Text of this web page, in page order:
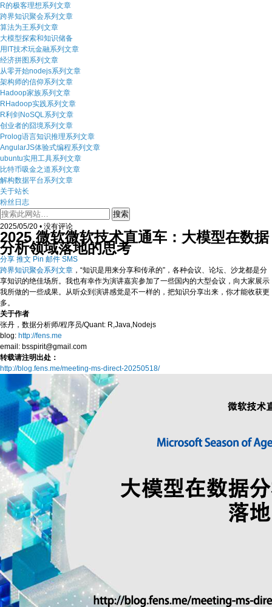
R的极客理想系列文章
跨界知识聚会系列文章
算法为王系列文章
大模型探索和知识储备
用IT技术玩金融系列文章
经济拼图系列文章
从零开始nodejs系列文章
架构师的信仰系列文章
Hadoop家族系列文章
RHadoop实践系列文章
R利剑NoSQL系列文章
创业者的囧境系列文章
Prolog语言知识推理系列文章
AngularJS体验式编程系列文章
ubuntu实用工具系列文章
比特币吸金之道系列文章
解构数据平台系列文章
关于站长
粉丝日志
2025/05/20 • 没有评论
2025 微软微软技术直通车：大模型在数据
分析领域落地的思考
分享 推文 Pin 邮件 SMS
跨界知识聚会系列文章 ，“知识是用来分享和传承的”，各种会议、论坛、沙龙都是分
享知识的绝佳场所。我也有幸作为演讲嘉宾参加了一些国内的大型会议，向大家展示
我所做的一些成果。从听众到演讲感觉是不一样的，把知识分享出来，你才能收获更
多。
关于作者
张丹，数据分析师/程序员/Quant: R,Java,Nodejs
blog: http://fens.me
email: bsspirit@gmail.com
转载请注明出处：
http://blog.fens.me/meeting-ms-direct-20250518/